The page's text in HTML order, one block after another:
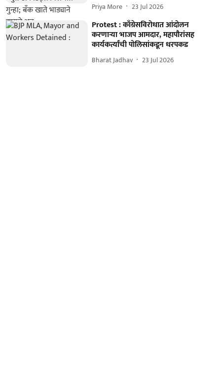
Priya More 23 Jul 2026
Protest : काँग्रेसविरोधात आंदोलन
करणाऱ्या भाजप आमदार, महापौरांसह
कार्यकर्त्यांची पोलिसांकडून धरपकड
Bharat Jadhav 23 Jul 2026